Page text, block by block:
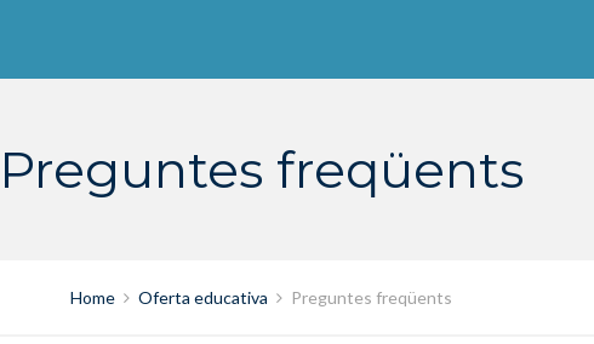
Preguntes freqüents
Home Oferta educativa Preguntes freqüents